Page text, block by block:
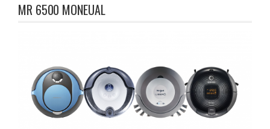
MR 6500 MONEUAL